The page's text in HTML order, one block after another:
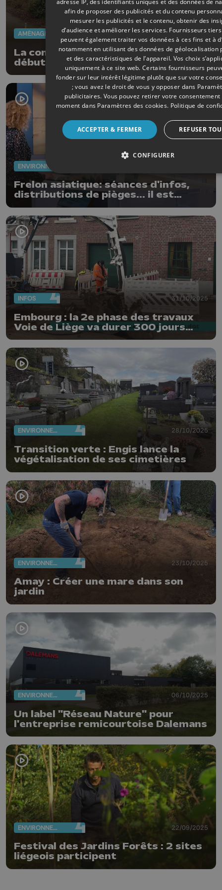
03/02/2026
La construction d'un parc nature a
débuté à Tihange
Frelon asiatique: séances d'infos,
distributions de pièges... il est
INFOS 31/10/2025
Embourg : la 2e phase des travaux
Voie de Liège va durer 300 jours
ouvrables
ENVIRONNEMENT 28/10/2025
Transition verte : Engis lance la
végétalisation de ses cimetières
ENVIRONNEMENT 23/10/2025
Amay : Créer une mare dans son
jardin
ENVIRONNEMENT 06/10/2025
Un label "Réseau Nature" pour
l'entreprise remicourtoise Dalemans
ENVIRONNEMENT 22/09/2025
Festival des Jardins Forêts : 2 sites
liégeois participent
afin de proposer des publicités et du contenu
mesurer les publicités et le contenu, obtenir des
d’audience et améliorer les services. Fournisseurs
peuvent également traiter vos données à ces fins et à
notamment en utilisant des données de géolocalisation
et des caractéristiques de l’appareil. Vos choix
uniquement à ce site web. Certains fournisseurs
fonder sur leur intérêt légitime plutôt que sur votre
; vous avez le droit de vous y opposer dans
publicitaires. Vous pouvez retirer votre
moment dans Paramètres des cookies. Politique de
ACCEPTER & FERMER REFUSER
CONFIGURER